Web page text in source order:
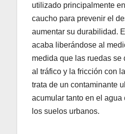
utilizado principalmente
caucho para prevenir el
aumentar su durabilidad.
acaba liberándose al
medida que las ruedas se
al tráfico y la fricción con
trata de un contaminante
acumular tanto en el agua
los suelos urbanos.